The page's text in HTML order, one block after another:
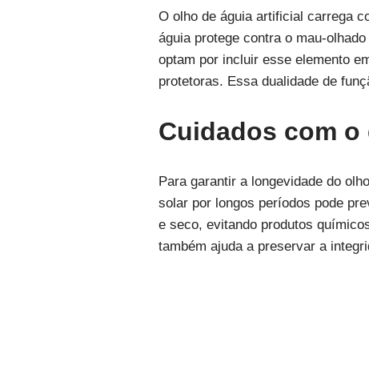
O olho de águia artificial carrega
águia protege contra o mau-
optam por incluir esse elemento
protetoras. Essa dualidade de
Cuidados com
Para garantir a longevidade do
solar por longos períodos pode
e seco, evitando produtos
também ajuda a preservar a